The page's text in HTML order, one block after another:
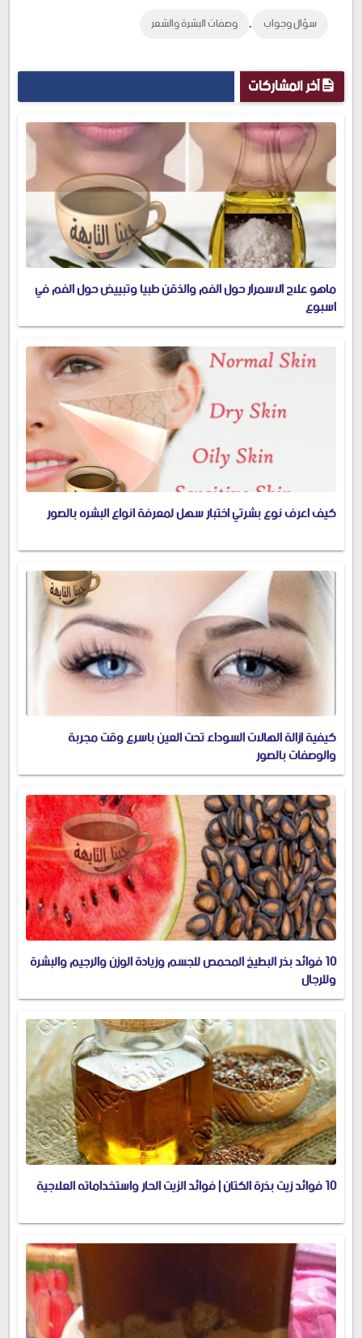
سؤال وجواب , وصفات البشرة والشعر
آخر المشاركات
ماهو علاج الاسمرار حول الفم والذقن طبيا وتبييض حول الفم في
اسبوع
كيف اعرف نوع بشرتي اختبار سهل لمعرفة انواع البشره بالصور
كيفية ازالة الهالات السوداء تحت العين باسرع وقت مجربة
والوصفات بالصور
10 فوائد بذر البطيخ المحمص للجسم وزيادة الوزن والرجيم والبشرة
وللرجال
10 فوائد زيت بذرة الكتان | فوائد الزيت الحار واستخداماته العلاجية